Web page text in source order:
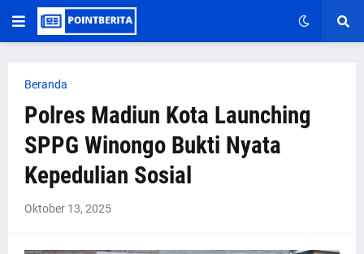
Beranda
Polres Madiun Kota Launching
SPPG Winongo Bukti Nyata
Kepedulian Sosial
Oktober 13, 2025